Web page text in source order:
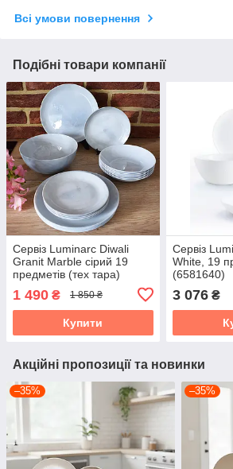
Всі умови повернення
Подібні товари компанії
Сервіз Luminarc Diwali
Granit Marble сірий 19
предметів (тех тара)
1 490 ₴ 1 850 ₴
Купити
Сервіз
White, 19
(6581640)
3 076₴
Акційні пропозиції та новинки
–35% –35%